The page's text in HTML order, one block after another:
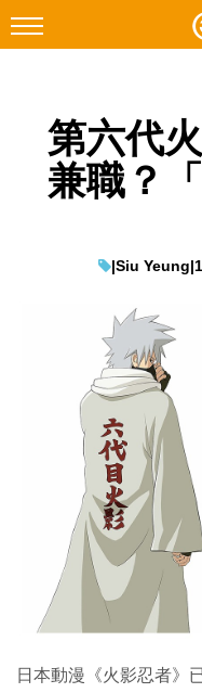
Facebook
科技焦點
生成式AI與雲端應用
Enterprise Digital
第六代
兼職？
|Siu Yeung|
日本動漫《火影忍者》